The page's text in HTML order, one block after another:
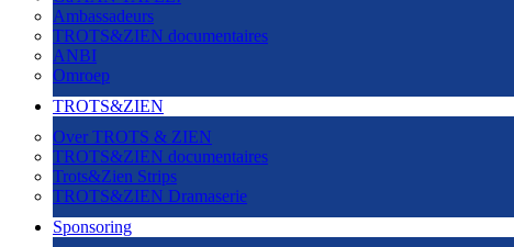
Ambassadeurs
TROTS&ZIEN documentaires
ANBI
Omroep
TROTS&ZIEN
Over TROTS & ZIEN
TROTS&ZIEN documentaires
Trots&Zien Strips
TROTS&ZIEN Dramaserie
Sponsoring